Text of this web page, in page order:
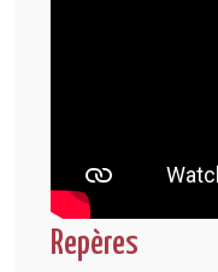
Repères